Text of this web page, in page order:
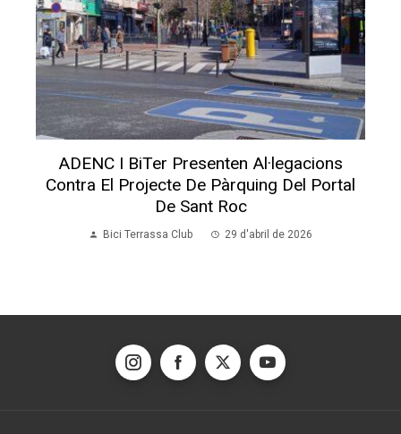
ADENC I BiTer Presenten Al·legacions
Contra El Projecte De Pàrquing Del Portal
De Sant Roc
Bici Terrassa Club 29 d'abril de 2026